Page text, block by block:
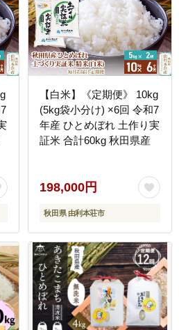
【白米】《定期便》 10kg
(5kg袋小分け) ×6回 令和7
年産 ひとめぼれ 土作り実
証米 合計60kg 秋田県産
198,000円
秋田県 由利本荘市